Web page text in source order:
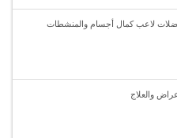
لاعب كمال أجسام والمنشطات
والعلاج